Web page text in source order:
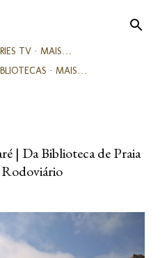
TV
MAIS…
MAIS…
| Da Biblioteca de Praia
Rodoviário